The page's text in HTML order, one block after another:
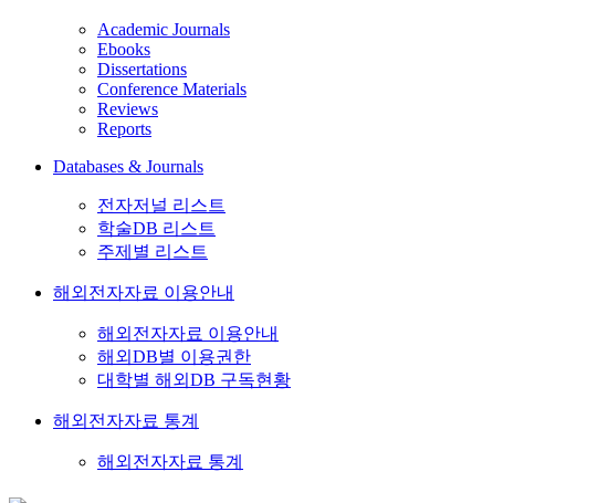
Academic Journals
Ebooks
Dissertations
Conference Materials
Reviews
Reports
Databases & Journals
전자저널 리스트
학술DB 리스트
주제별 리스트
해외전자자료 이용안내
해외전자자료 이용안내
해외DB별 이용권한
대학별 해외DB 구독현황
해외전자자료 통계
해외전자자료 통계